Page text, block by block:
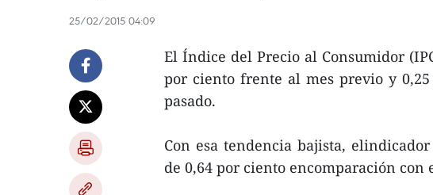
25/02/2015 04:09
El Índice del Precio al Consumidor
por ciento frente al mes previo y
pasado.
Con esa tendencia bajista,
de 0,64 por ciento encomparación con